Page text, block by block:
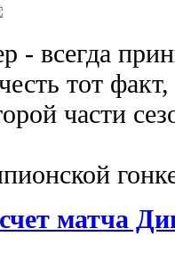
- всегда
тот
части
матча